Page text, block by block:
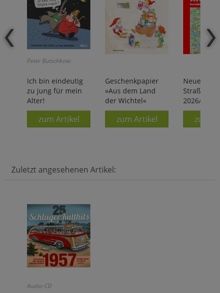
Peter Butschkow:
Ich bin eindeutig
zu jung für mein
Alter!
zum Artikel
Geschenkpapier
»Aus dem Land
der Wichtel«
zum Artikel
Neuer
2026/2027
zum
Zuletzt angesehenen Artikel:
Audio-CD